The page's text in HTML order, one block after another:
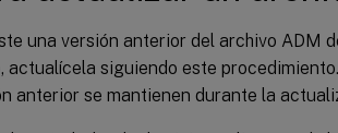
una versión anterior del archivo ADM
actualícela siguiendo este
anterior se mantienen durante la